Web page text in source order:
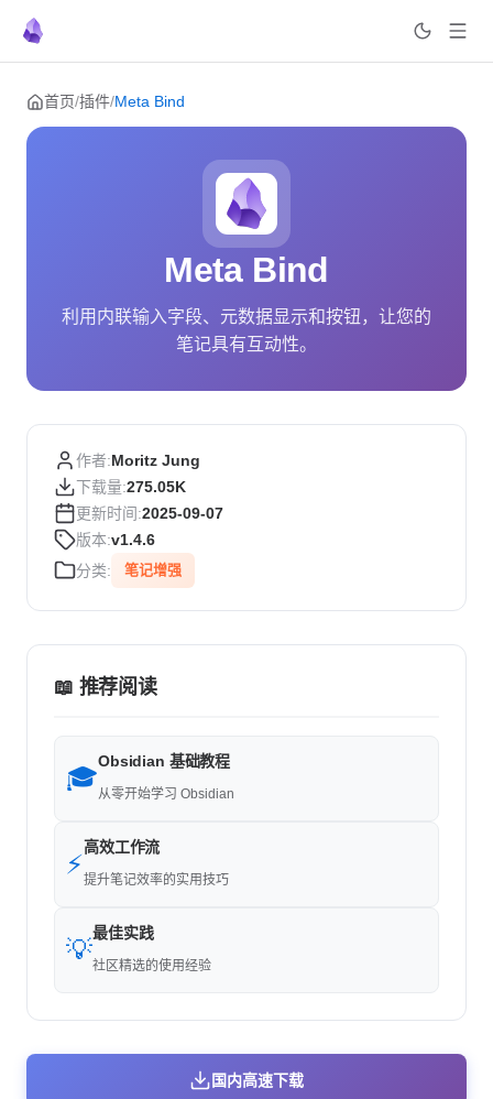
Skip to content
首页/插件/Meta Bind
Meta Bind
利用内联输入字段、元数据显示和按钮，让您的
笔记具有互动性。
作者:Moritz Jung
下载量:275.05K
更新时间:2025-09-07
版本:v1.4.6
分类:
笔记增强
📖 推荐阅读
🎓
Obsidian 基础教程
从零开始学习 Obsidian
⚡
高效工作流
提升笔记效率的实用技巧
💡
最佳实践
社区精选的使用经验
国内高速下载